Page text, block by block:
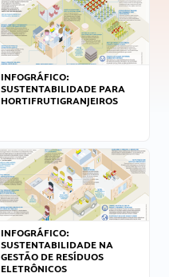
INFOGRÁFICO:
SUSTENTABILIDADE PARA
HORTIFRUTIGRANJEIROS
INFOGRÁFICO:
SUSTENTABILIDADE NA
GESTÃO DE RESÍDUOS
ELETRÔNICOS